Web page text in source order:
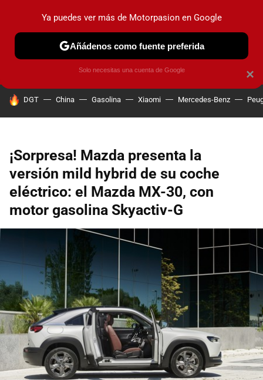
PRUEBAS COCHES ELÉCTRICOS OBSERVATORIO
HOY SE HABLA DE
DGT China Gasolina Xiaomi Mercedes-Benz
¡Sorpresa! Mazda presenta la
versión mild hybrid de su coche
eléctrico: el Mazda MX-30, con
motor gasolina Skyactiv-G
×
Ya puedes ver más de Motorpasion en Google
Añádenos como fuente preferida
Solo necesitas una cuenta de Google